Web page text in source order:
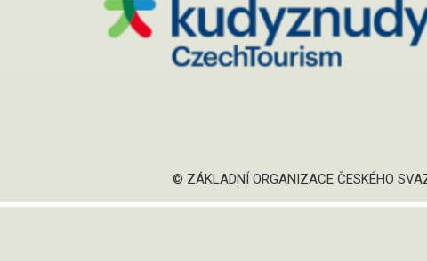
© ZÁKLADNÍ ORGANIZACE ČESKÉHO